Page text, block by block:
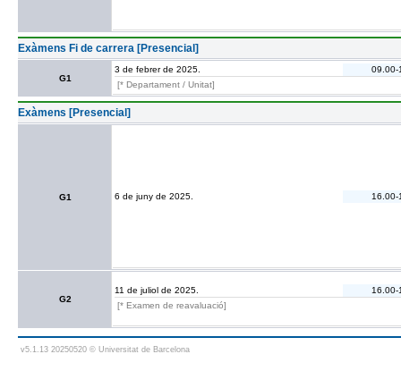
Exàmens Fi de carrera [Presencial]
G1
3 de febrer de 2025.
09.00-
[* Departament / Unitat]
Exàmens [Presencial]
G1 6 de juny de 2025. 16.00-
G2
11 de juliol de 2025.
16.00-
[* Examen de reavaluació]
v5.1.13 20250520 © Universitat de Barcelona